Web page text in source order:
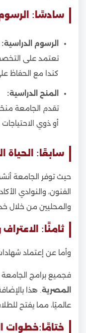
سادسًا: الرسوم
الرسوم الدراسية:
تعتمد على
كندا مع الحفاظ
المنح الدراسية:
تقدم الجامعة
أو ذوي الاحتياجات
سابعًا: الحياة
حيث توفر الجامعة
الفنون، والنوادي
والمحليين من خلال
ثامنًا:
وأما عن إعتماد
فجميع برامج
المصرية . هذا
عالميًا، مما يفتح
ختامًا:خطوات